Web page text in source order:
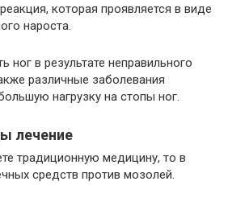
которая проявляется в виде
нароста.
ног в результате неправильного
различные заболевания
нагрузку на стопы ног.
лечение
традиционную медицину, то в
средств против мозолей.